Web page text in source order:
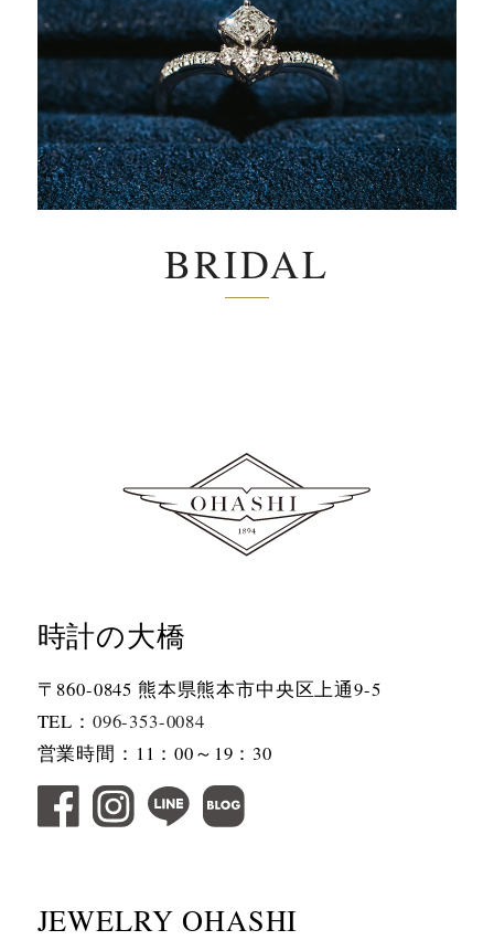
BRIDAL
時計の大橋
〒860-0845 熊本県熊本市中央区上通9-5
TEL： 096-353-0084
営業時間：11：00～19：30
JEWELRY OHASHI